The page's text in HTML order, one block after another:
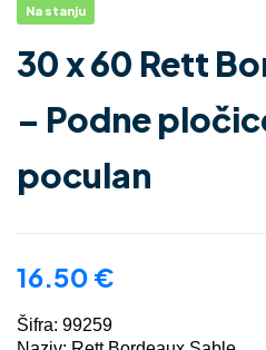
Na stanju
30 x 60 Rett
– Podne
poculan
16.50 €
Šifra: 99259